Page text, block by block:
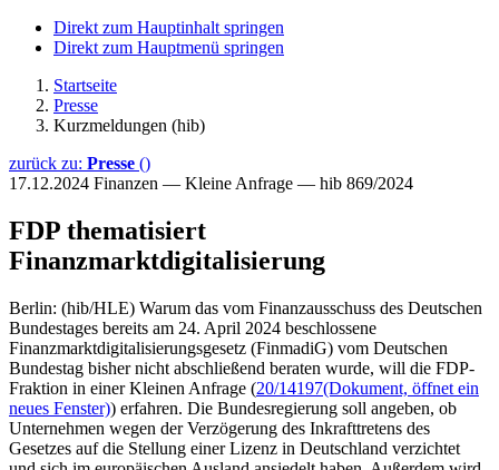
Direkt zum Hauptinhalt springen
Direkt zum Hauptmenü springen
Startseite
Presse
Kurzmeldungen (hib)
zurück zu: Presse ()
17.12.2024 Finanzen — Kleine Anfrage — hib 869/2024
FDP thematisiert
Finanzmarktdigitalisierung
Berlin: (hib/HLE) Warum das vom Finanzausschuss des Deutschen
Bundestages bereits am 24. April 2024 beschlossene
Finanzmarktdigitalisierungsgesetz (FinmadiG) vom Deutschen
Bundestag bisher nicht abschließend beraten wurde, will die FDP-
Fraktion in einer Kleinen Anfrage (20/14197(Dokument, öffnet ein
neues Fenster)) erfahren. Die Bundesregierung soll angeben, ob
Unternehmen wegen der Verzögerung des Inkrafttretens des
Gesetzes auf die Stellung einer Lizenz in Deutschland verzichtet